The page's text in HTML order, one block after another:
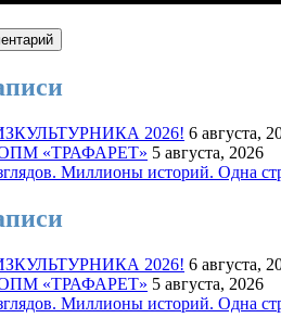
2026! 6 августа,
«ТРАФАРЕТ» 5 августа, 2026
Миллионы историй. Одна
2026! 6 августа,
«ТРАФАРЕТ» 5 августа, 2026
Миллионы историй. Одна